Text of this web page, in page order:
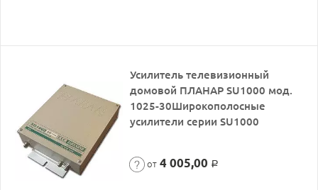
Усилитель телевизионный
домовой ПЛАНАР SU1000 мод.
1025-30Широкополосные
усилители серии SU1000
от 4 005,00 Р